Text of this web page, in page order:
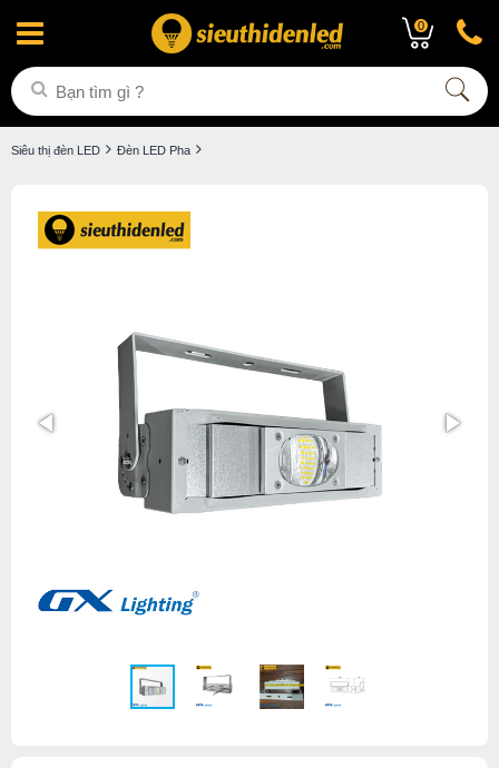
0
Siêu thị đèn LED Đèn LED Pha